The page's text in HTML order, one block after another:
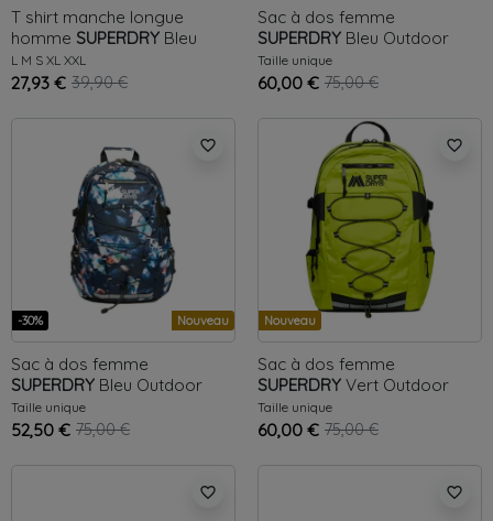
T shirt manche longue
homme SUPERDRY Bleu
Essential Grandad
L M S XL XXL
27,93 € 39,90 €
Sac à dos femme
SUPERDRY Bleu Outdoor
Taille unique
60,00 € 75,00 €
favorite_border
-30% Nouveau
Sac à dos femme
SUPERDRY Bleu Outdoor
Taille unique
52,50 € 75,00 €
favorite_border
Nouveau
Sac à dos femme
SUPERDRY Vert Outdoor
Taille unique
60,00 € 75,00 €
favorite_border favorite_border